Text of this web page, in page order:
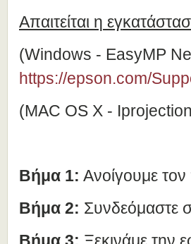
Απαιτείται η
(Windows - EasyMP
https://epson.com/
(MAC OS X -
Βήμα 1: Ανοίγουμε
Βήμα 2: Συνδεόμαστε